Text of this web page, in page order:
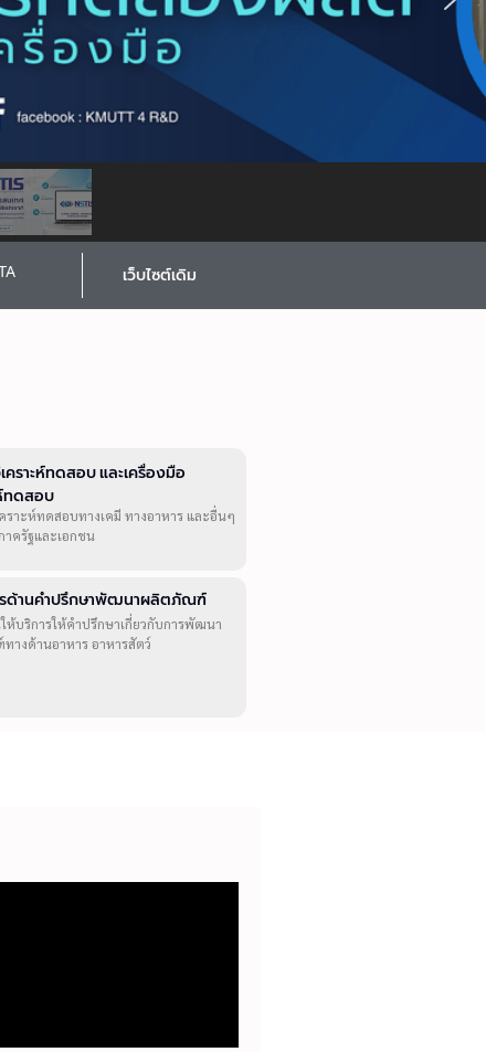
เว็บไซต์เดิม
คราะห์ทดสอบ และเครื่องมือ
ทดสอบ
ราะห์ทดสอบทางเคมี ทางอาหาร และอื่นๆ
ครัฐและเอกชน
รด้านคำปรึกษาพัฒนาผลิตภัณฑ์
ห้บริการให้คำปรึกษาเกี่ยวกับการพัฒนา
างด้านอาหาร อาหารสัตว์